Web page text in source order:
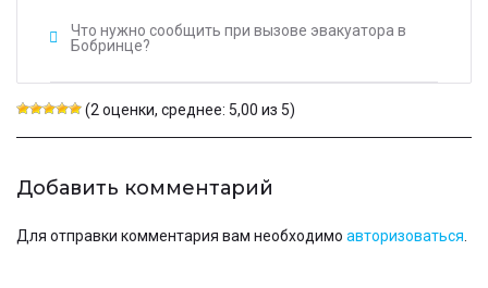
Что нужно сообщить при вызове эвакуатора в
Бобринце?
(2 оценки, среднее: 5,00 из 5)
Добавить комментарий
Для отправки комментария вам необходимо авторизоваться